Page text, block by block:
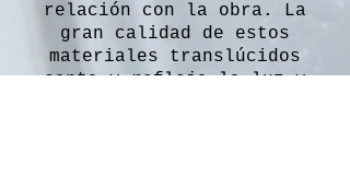
relación con la obra. La
gran calidad de estos
materiales translúcidos
capta y refleja la luz y